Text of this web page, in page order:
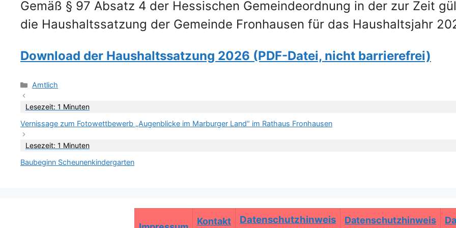
Gemäß § 97 Absatz 4 der Hessischen Gemeindeordnung in der zur Zeit
die Haushaltssatzung der Gemeinde Fronhausen für das Haushaltsjahr
Download der Haushaltssatzung 2026 (PDF-Datei, nicht barrierefrei)
Kategorien
Amtlich
Lesezeit: 1 Minuten
Vernissage zum Fotowettbewerb „Augenblicke im Marburger Land“ im Rathaus Fronhausen
Lesezeit: 1 Minuten
Baubeginn Scheunenkindergarten
Kontakt Datenschutzhinweis Datenschutzhinweis